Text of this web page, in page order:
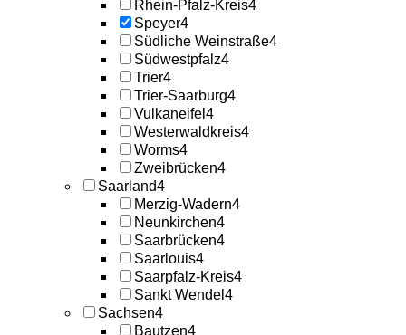
Rhein-Pfalz-Kreis4
Speyer4
Südliche Weinstraße4
Südwestpfalz4
Trier4
Trier-Saarburg4
Vulkaneifel 4
Westerwaldkreis4
Worms4
Zweibrücken4
Saarland4
Merzig-Wadern4
Neunkirchen4
Saarbrücken4
Saarlouis4
Saarpfalz-Kreis4
Sankt Wendel 4
Sachsen4
Bautzen4